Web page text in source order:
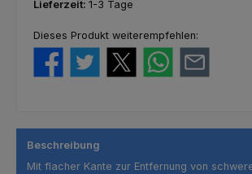
Lieferzeit: 1-3 Tage
Dieses Produkt weiterempfehlen:
Beschreibung
Mit flacher Kante zur Entfernung von